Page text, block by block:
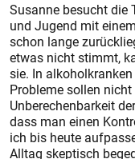
Susanne besucht die
und Jugend mit
schon lange
etwas nicht stimmt,
sie. In
Probleme sollen
Unberechenbarkeit
dass man einen
ich bis heute
Alltag skeptisch